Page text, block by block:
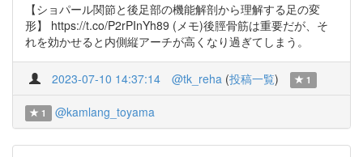
【ショパール関節と後足部の機能解剖から理解する足の変
形】 https://t.co/P2rPInYh89 (メモ)後脛骨筋は重要だが、そ
れを効かせると内側縦アーチが高くなり過ぎてしまう。
2023-07-10 14:37:14 @tk_reha (投稿一覧) 1
1 @kamlang_toyama